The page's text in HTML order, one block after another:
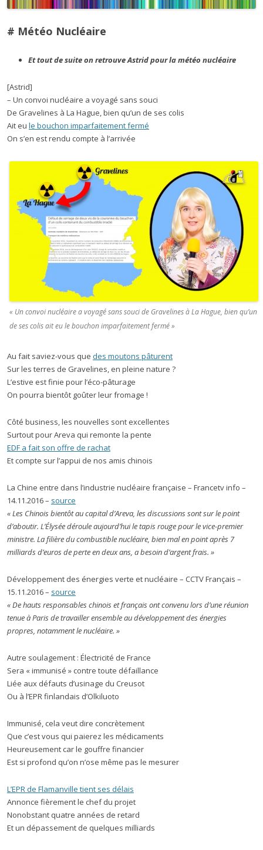
# Météo Nucléaire
Et tout de suite on retrouve Astrid pour la météo nucléaire
[Astrid]
– Un convoi nucléaire a voyagé sans souci
De Gravelines à La Hague, bien qu’un de ses colis
Ait eu le bouchon imparfaitement fermé
On s’en est rendu compte à l’arrivée
« Un convoi nucléaire a voyagé sans souci de Gravelines à La Hague, bien qu’un
de ses colis ait eu le bouchon imparfaitement fermé »
Au fait saviez-vous que des moutons pâturent
Sur les terres de Gravelines, en pleine nature ?
L’estive est finie pour l’éco-pâturage
On pourra bientôt goûter leur fromage !
Côté business, les nouvelles sont excellentes
Surtout pour Areva qui remonte la pente
EDF a fait son offre de rachat
Et compte sur l’appui de nos amis chinois
La Chine entre dans l’industrie nucléaire française – Francetv info –
14.11.2016 – source
« Les Chinois bientôt au capital d’Areva, les discussions sont sur le point
d’aboutir. L’Élysée déroule aujourd’hui le tapis rouge pour le vice-premier
ministre. La filière du combustible nucléaire, bien mal en point après 7
milliards d’euros de perte en deux ans, a besoin d’argent frais. »
Développement des énergies verte et nucléaire – CCTV Français –
15.11.2016 – source
« De hauts responsables chinois et français ont convenu lors d’une réunion
tenue à Paris de travailler ensemble au développement des énergies
propres, notamment le nucléaire. »
Autre soulagement : Électricité de France
Sera « immunisé » contre toute défaillance
Liée aux défauts d’usinage du Creusot
Ou à l’EPR finlandais d’Olkiluoto
Immunisé, cela veut dire concrètement
Que c’est vous qui paierez les médicaments
Heureusement car le gouffre financier
Est si profond qu’on n’ose même pas le mesurer
L’EPR de Flamanville tient ses délais
Annonce fièrement le chef du projet
Nonobstant quatre années de retard
Et un dépassement de quelques milliards